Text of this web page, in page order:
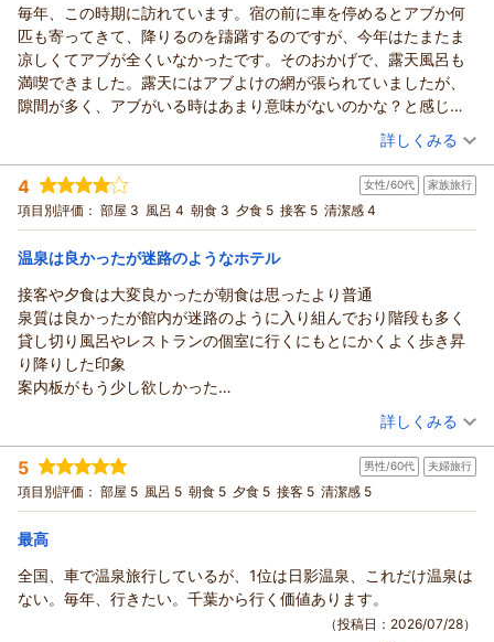
毎年、この時期に訪れています。宿の前に車を停めるとアブか何
匹も寄ってきて、降りるのを躊躇するのですが、今年はたまたま
凉しくてアブが全くいなかったです。そのおかげで、露天風呂も
満喫できました。露天にはアブよけの網が張られていましたが、
隙間が多く、アブがいる時はあまり意味がないのかな？と感じま
した。せっかく対策されているのだから、完璧を目指されたら良
いのにと少し残念でした。部屋は寝室と居間が別のタイプでし
た。居間にとてもでっかいコオロギのような虫がいたのですが、
かわいそうなのでそのまま放置していると、翌朝には目のつかな
いところに行ったようです。食事は毎年のように期待を裏切らな
ができました。元気なうちは、毎年7時間かけて訪れたいと思える
宿です。
（投稿日：2026/07/30）
宿泊時期： 2026年07月宿泊 (夫婦旅行)
投稿者： トラキチさん
宿泊プラン： ◆ 和洋室・夕食コース・スタンダード ◆
朝・夕
宿泊価格帯： 23,001～24,000円(大人一人あたり/税込)
詳しくみる
4 女性/60代 家族旅行
項目別評価： 部屋 3 風呂 4 朝食 3 夕食 5 接客 5 清潔感 4
温泉は良かったが迷路のようなホテル
接客や夕食は大変良かったが朝食は思ったより普通
泉質は良かったが館内が迷路のように入り組んでおり階段も多く
貸し切り風呂やレストランの個室に行くにもとにかくよく歩き昇
り降りした印象
案内板がもう少し欲しかった
とは言え滞在している方々は年齢層も高めで静かでゆっくり過ご
すことができました
（投稿日：2026/07/28）
宿泊時期： 2026年07月宿泊 (家族旅行)
投稿者： marinnさん (女性/60代)
宿泊プラン： ◆ 和洋室・夕食コース・スタンダード ◆
朝・夕
宿泊価格帯：
詳しくみる
5 男性/60代 夫婦旅行
項目別評価： 部屋 5 風呂 5 朝食 5 夕食 5 接客 5 清潔感 5
最高
全国、車で温泉旅行しているが、1位は日影温泉、これだけ温泉は
ない。毎年、行きたい。千葉から行く価値あります。
（投稿日：2026/07/28）